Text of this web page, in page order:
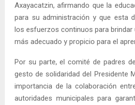
Axayacatzin, afirmando que la
para su administración y que esta
los esfuerzos continuos para brindar
más adecuado y propicio para el
Por su parte, el comité de padres
gesto de solidaridad del Presidente
importancia de la colaboración
autoridades municipales para